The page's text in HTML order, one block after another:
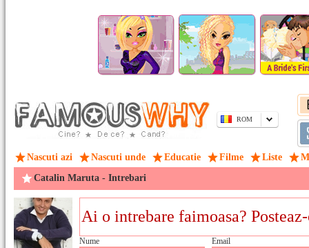
ROM
Nascuti azi Nascuti unde Educatie Filme Liste
Catalin Maruta - Intrebari
Nume Email